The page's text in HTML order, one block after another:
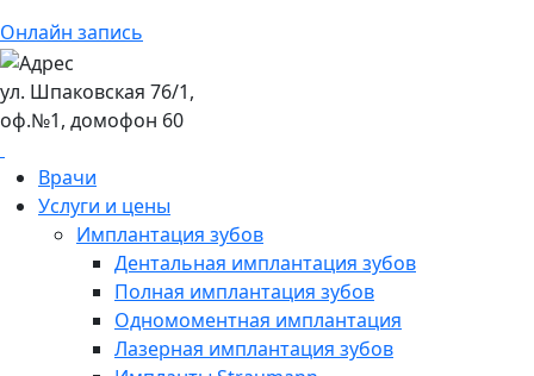
Онлайн запись
ул. Шпаковская 76/1,
оф.№1, домофон 60
Врачи
Услуги и цены
Имплантация зубов
Дентальная имплантация зубов
Полная имплантация зубов
Одномоментная имплантация
Лазерная имплантация зубов